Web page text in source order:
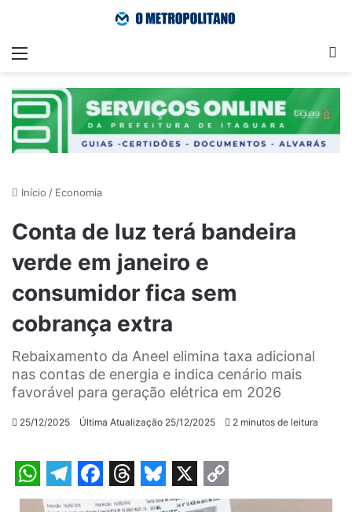
Menu
Início / Economia
Conta de luz terá bandeira
verde em janeiro e
consumidor fica sem
cobrança extra
Rebaixamento da Aneel elimina taxa adicional
nas contas de energia e indica cenário mais
favorável para geração elétrica em 2026
25/12/2025 Última Atualização 25/12/2025 2 minutos de leitura
W T F
T B X C